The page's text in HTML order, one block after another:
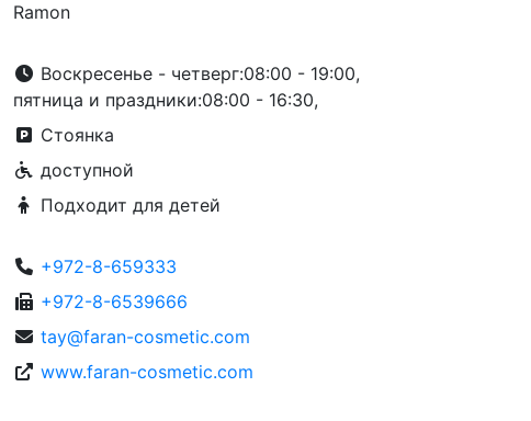
Ramon
Воскресенье - четверг:08:00 - 19:00,
пятница и праздники:08:00 - 16:30,
Стоянка
доступной
Подходит для детей
+972-8-659333
+972-8-6539666
tay@faran-cosmetic.com
www.faran-cosmetic.com